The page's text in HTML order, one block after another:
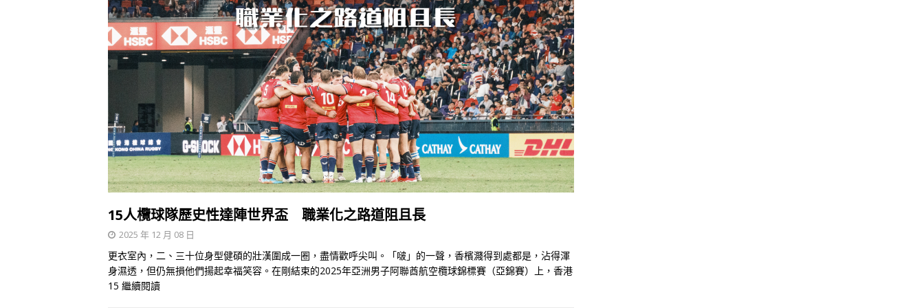
15人欖球隊歷史性達陣世界盃 職業化之路道阻且長
2025 年 12 月 08 日
更衣室內，二、三十位身型健碩的壯漢圍成一圈，盡情歡呼尖叫。「啵」的一聲，香檳濺得到處都是，沾得渾
身濕透，但仍無損他們揚起幸福笑容。在剛結束的2025年亞洲男子阿聯酋航空欖球錦標賽（亞錦賽）上，香港
15 繼續閱讀